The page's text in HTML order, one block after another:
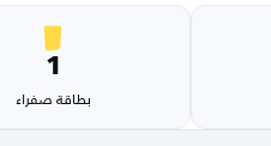
1
بطاقة صفراء